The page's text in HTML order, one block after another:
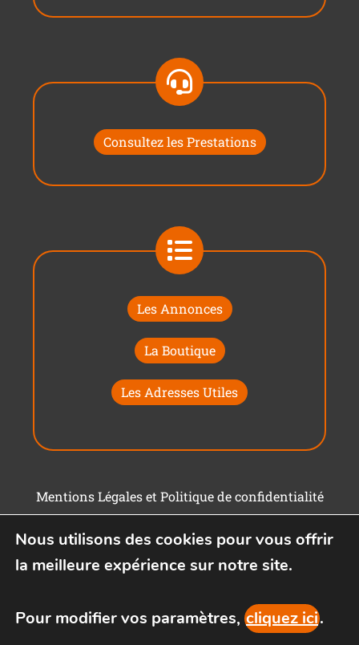
Consultez les Prestations
Les Annonces
La Boutique
Les Adresses Utiles
Mentions Légales et Politique de confidentialité
Nous utilisons des cookies pour vous offrir
la meilleure expérience sur notre site.
Pour modifier vos paramètres, cliquez ici.